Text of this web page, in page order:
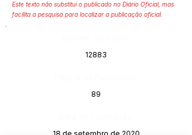
Este texto não substitui o publicado no Diário Oficial, mas
facilita a pesquisa para localizar a publicação oficial.
12883
89